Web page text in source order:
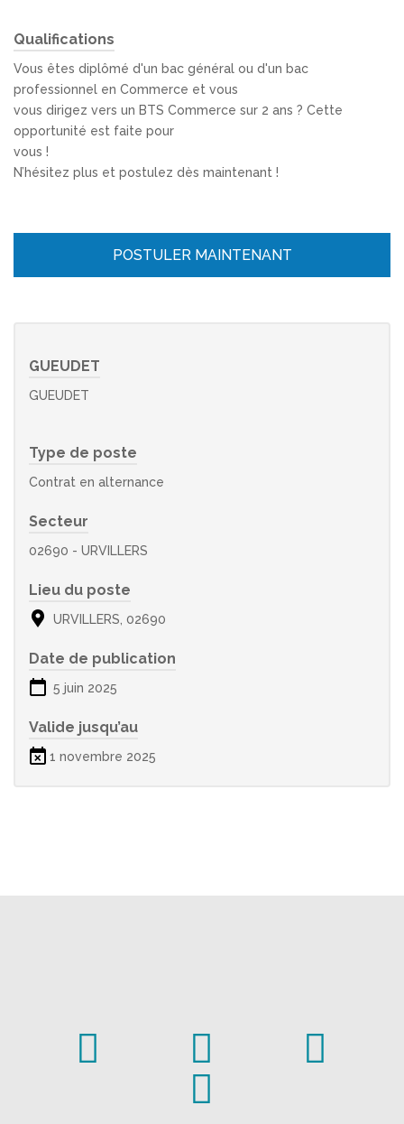
Qualifications
Vous êtes diplômé d'un bac général ou d'un bac
professionnel en Commerce et vous
vous dirigez vers un BTS Commerce sur 2 ans ? Cette
opportunité est faite pour
vous !
N’hésitez plus et postulez dès maintenant !
POSTULER MAINTENANT
GUEUDET
GUEUDET
Type de poste
Contrat en alternance
Secteur
02690 - URVILLERS
Lieu du poste
URVILLERS, 02690
Date de publication
5 juin 2025
Valide jusqu’au
1 novembre 2025
 

